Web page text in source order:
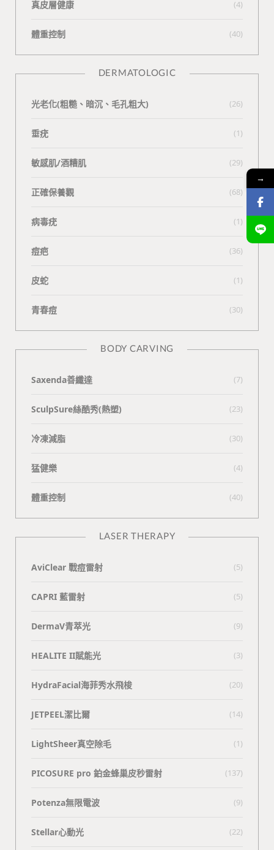
真皮層健康 (4)
體重控制 (40)
DERMATOLOGIC
光老化(粗糙、暗沉、毛孔粗大) (26)
垂疣 (1)
敏感肌/酒糟肌 (29)
正確保養觀 (68)
病毒疣 (1)
痘疤 (36)
皮蛇 (1)
青春痘 (30)
BODY CARVING
Saxenda善纖達 (7)
SculpSure絲酷秀(熱塑) (23)
冷凍減脂 (30)
猛健樂 (4)
體重控制 (40)
LASER THERAPY
AviClear 戰痘雷射 (5)
CAPRI 藍雷射 (5)
DermaV青萃光 (9)
HEALITE II賦能光 (3)
HydraFacial海菲秀水飛梭 (20)
JETPEEL潔比爾 (14)
LightSheer真空除毛 (1)
PICOSURE pro 鉑金蜂巢皮秒雷射 (137)
Potenza無限電波 (9)
Stellar心動光 (22)
→